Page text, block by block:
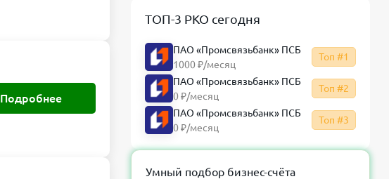
Подробнее
ТОП-3 РКО сегодня
ПАО «Промсвязьбанк» ПСБ
1000 ₽/месяц
Топ #1
ПАО «Промсвязьбанк» ПСБ
0 ₽/месяц
Топ #2
ПАО «Промсвязьбанк» ПСБ
0 ₽/месяц
Топ #3
Умный подбор бизнес-счёта